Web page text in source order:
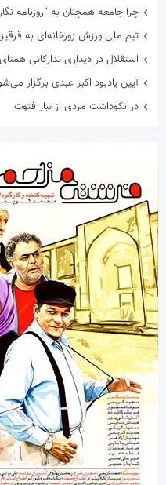
چرا جامعه همچنان به “روزنامه
تیم ملی ورزش زورخانه‌ای به
استقلال در دیداری تدارکاتی
آیین یادبود اکبر عبدی برگزار
در نکوداشت مردی از تبار فتوت